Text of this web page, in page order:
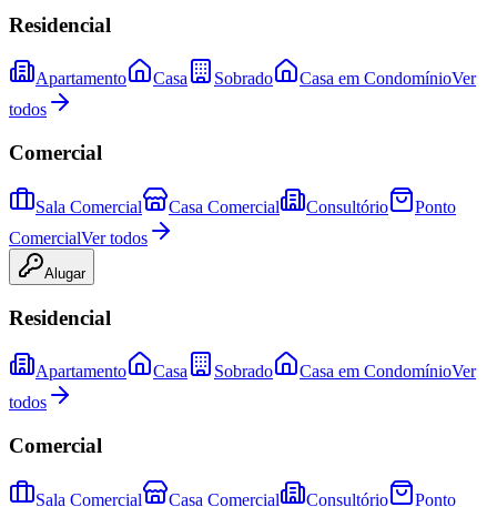
Residencial
Apartamento Casa Sobrado Casa em CondomínioVer
todos
Comercial
Sala Comercial Casa Comercial Consultório
Ponto
ComercialVer todos
Alugar
Residencial
Apartamento Casa Sobrado Casa em CondomínioVer
todos
Comercial
Sala Comercial Casa Comercial Consultório
Ponto